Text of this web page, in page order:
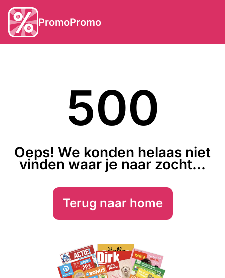
PromoPromo
500
Oeps! We konden helaas niet
vinden waar je naar zocht...
Terug naar home